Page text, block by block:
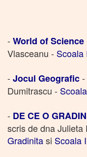
- World of Science
Vlasceanu - Scoala
- Jocul Geografic
Dumitrascu -
- DE CE O
scris de dna Julieta
Gradinitasi Scoala